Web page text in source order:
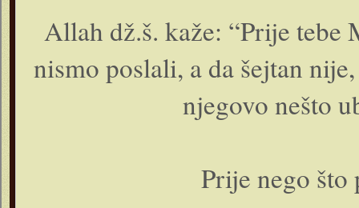
Allah dž.š. kaže: “Prije
nismo poslali, a da šejtan
njegovo nešto
Prije nego što